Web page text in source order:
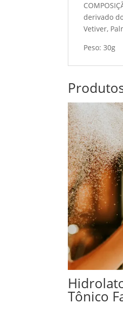
derivado
Vetiver,
Peso: 30g
Tônico